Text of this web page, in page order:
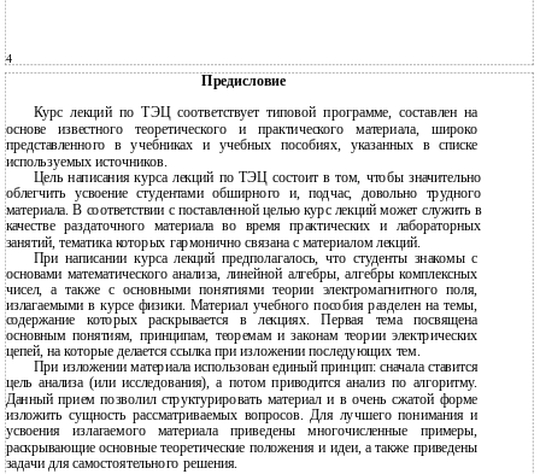
4
Предисловие
Курс лекций по ТЭЦ соответствует типовой программе, составлен на
основе известного теоретического и практического материала, широко
представленного в учебниках и учебных пособиях, указанных в списке
используемых источников.
Цель написания курса лекций по ТЭЦ состоит в том, чтобы значительно
облегчить усвоение студентами обширного и, подчас, довольно трудного
материала. В соответствии с поставленной целью курс лекций может служить в
качестве раздаточного материала во время практических и лабораторных
занятий, тематика которых гармонично связана с материалом лекций.
При написании курса лекций предполагалось, что студенты знакомы с
основами математического анализа, линейной алгебры, алгебры комплексных
чисел, а также с основными понятиями теории электромагнитного поля,
излагаемыми в курсе физики. Материал учебного пособия разделен на темы,
содержание которых раскрывается в лекциях. Первая тема посвящена
основным понятиям, принципам, теоремам и законам теории электрических
цепей, на которые делается ссылка при изложении последующих тем.
При изложении материала использован единый принцип: сначала ставится
цель анализа (или исследования), а потом приводится анализ по алгоритму.
Данный прием позволил структурировать материал и в очень сжатой форме
изложить сущность рассматриваемых вопросов. Для лучшего понимания и
усвоения излагаемого материала приведены многочисленные примеры,
раскрывающие основные теоретические положения и идеи, а также приведены
задачи для самостоятельного решения.